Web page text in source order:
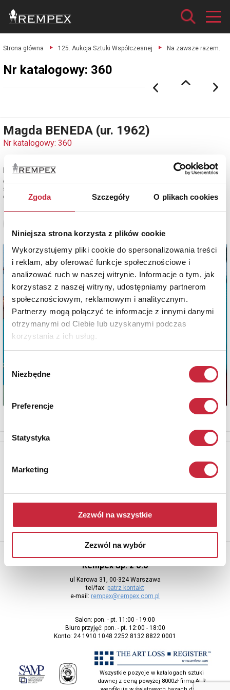
Zgoda Szczegóły O plikach cookies
Niniejsza strona korzysta z plików cookie
Wykorzystujemy pliki cookie do spersonalizowania treści
i reklam, aby oferować funkcje społecznościowe i
analizować ruch w naszej witrynie. Informacje o tym, jak
korzystasz z naszej witryny, udostępniamy partnerom
społecznościowym, reklamowym i analitycznym.
Partnerzy mogą połączyć te informacje z innymi danymi
otrzymanymi od Ciebie lub uzyskanymi podczas
korzystania z ich usług.
Wybór
zgody
Niezbędne
Preferencje
Statystyka
Marketing
Zezwól na wszystkie
Zezwól na wybór
Strona główna 125. Aukcja Sztuki Współczesnej Na zawsze razem.
Nr katalogowy: 360
Magda BENEDA (ur. 1962)
Nr katalogowy: 360
Na zawsze razem
olej, płótno; 60 x 81 cm;
sygn. p. d.: M. Beneda, opisany l. g.: na zawsze razem.
estymacja: 5 000 - 6 000 zł
Aby otrzymywać informacje o nowych aukcjach, prosimy podać
Rempex Sp. z o.o
ul Karowa 31, 00-324 Warszawa
tel/fax: patrz kontakt
e-mail: rempex@rempex.com.pl
Salon: pon. - pt. 11:00 - 19:00
Biuro przyjęć: pon. - pt. 12:00 - 18:00
Konto: 24 1910 1048 2252 8132 8822 0001
Wszystkie pozycje w katalogach sztuki
dawnej z ceną powyżej 8000zł firma ALR